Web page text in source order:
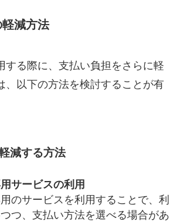
減方法
する際に、支払い負担をさらに軽
、以下の方法を検討することが有
減する方法
サービスの利用
のサービスを利用することで、利
つ、支払い方法を選べる場合があ